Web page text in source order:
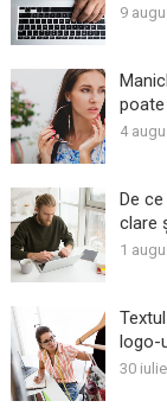
9
4
De
clare
1
logo-
30